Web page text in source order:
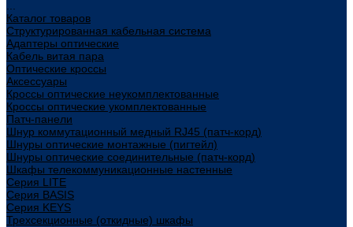
Каталог товаров
Структурированная кабельная система
Адаптеры оптические
Кабель витая пара
Оптические кроссы
Аксессуары
Кроссы оптические неукомплектованные
Кроссы оптические укомплектованные
Патч-панели
Шнур коммутационный медный RJ45 (патч-корд)
Шнуры оптические монтажные (пигтейл)
Шнуры оптические соединительные (патч-корд)
Шкафы телекоммуникационные настенные
Cерия LITE
Cерия BASIS
Cерия KEYS
Трехсекционные (откидные) шкафы